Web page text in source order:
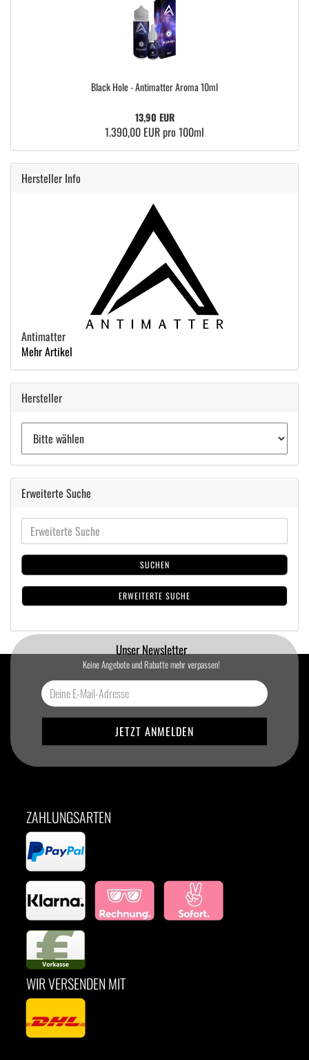
Black Hole - Antimatter Aroma 10ml
13,90 EUR
1.390,00 EUR pro 100ml
Hersteller Info
Antimatter
Mehr Artikel
Hersteller
Erweiterte Suche
SUCHEN
ERWEITERTE SUCHE
Unser Newsletter
Keine Angebote und Rabatte mehr verpassen!
ZAHLUNGSARTEN
WIR VERSENDEN MIT